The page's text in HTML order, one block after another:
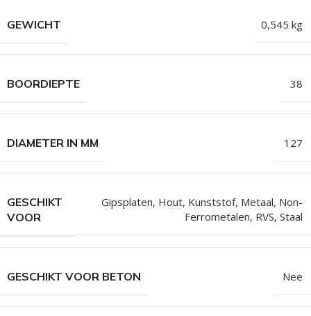
GEWICHT 0,545 kg
BOORDIEPTE 38
DIAMETER IN MM 127
GESCHIKT
VOOR
Gipsplaten, Hout, Kunststof, Metaal, Non-
Ferrometalen, RVS, Staal
GESCHIKT VOOR BETON Nee